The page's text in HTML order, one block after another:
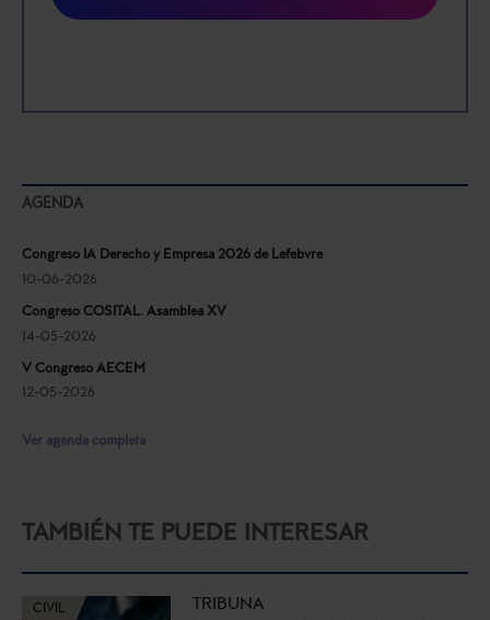
AGENDA
Congreso IA Derecho y Empresa 2026 de Lefebvre
10-06-2026
Congreso COSITAL. Asamblea XV
14-05-2026
V Congreso AECEM
12-05-2026
Ver agenda completa
TAMBIÉN TE PUEDE INTERESAR
CIVIL
TRIBUNA